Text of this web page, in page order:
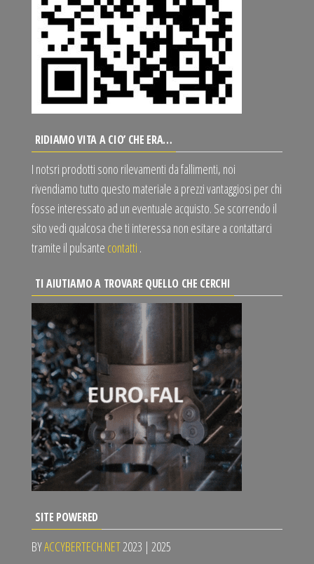
RIDIAMO VITA A CIO’ CHE ERA…
I notsri prodotti sono rilevamenti da fallimenti, noi
rivendiamo tutto questo materiale a prezzi vantaggiosi per chi
fosse interessato ad un eventuale acquisto. Se scorrendo il
sito vedi qualcosa che ti interessa non esitare a contattarci
tramite il pulsante contatti .
TI AIUTIAMO A TROVARE QUELLO CHE CERCHI
SITE POWERED
BYACCYBERTECH.NET2023 | 2025